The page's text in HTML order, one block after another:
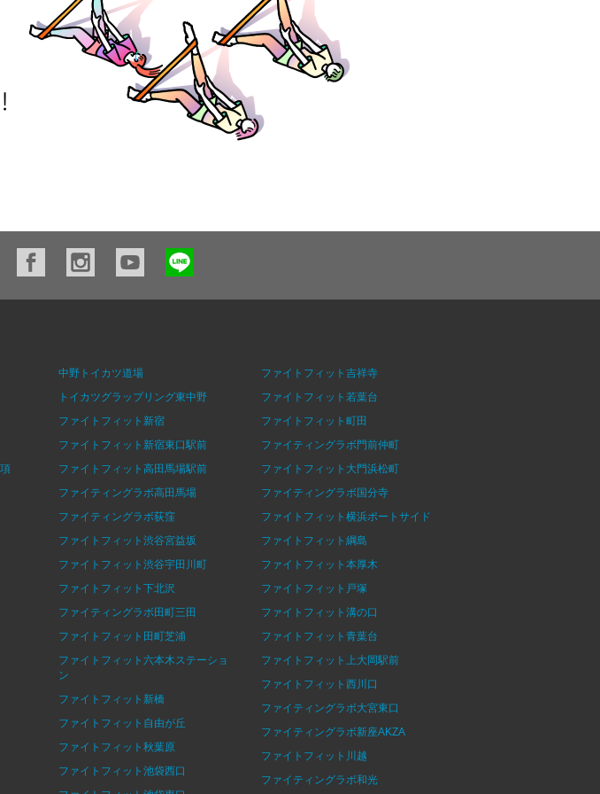
中野トイカツ道場
トイカツグラップリング東中野
ファイトフィット新宿
ファイトフィット新宿東口駅前
ファイトフィット高田馬場駅前
ファイティングラボ高田馬場
ファイティングラボ荻窪
ファイトフィット渋谷宮益坂
ファイトフィット渋谷宇田川町
ファイトフィット下北沢
ファイティングラボ田町三田
ファイトフィット田町芝浦
ファイトフィット六本木ステーショ
ン
ファイトフィット新橋
ファイトフィット自由が丘
ファイトフィット秋葉原
ファイトフィット池袋西口
ファイトフィット吉祥寺
ファイトフィット若葉台
ファイトフィット町田
ファイティングラボ門前仲町
ファイトフィット大門浜松町
ファイティングラボ国分寺
ファイトフィット横浜ポートサイド
ファイトフィット綱島
ファイトフィット本厚木
ファイトフィット戸塚
ファイトフィット溝の口
ファイトフィット青葉台
ファイトフィット上大岡駅前
ファイトフィット西川口
ファイティングラボ大宮東口
ファイティングラボ新座AKZA
ファイトフィット川越
ファイティングラボ和光